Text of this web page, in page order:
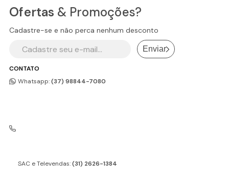
silicone
(segurança). Diferente da churrasqueira: o
rechaud mantém quente, não assa.
tamanhos,
pegador de brasas ,espalhador de
carvão, pá, rodo eporta-espeto decorativo
(modelos galo, porquinho e vaquinha são muito
populares). Para churrasqueiras a bafo, suporte
elevado e rodas facilitam o uso diário.
CONTATO
Whatsapp:(37) 98844-7080
SAC e Televendas:(31) 2626-1384
Ofertas & Promoções?
Cadastre-se e não perca nenhum desconto
Enviar